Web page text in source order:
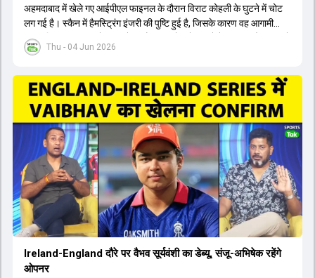
Thu - 04 Jun 2026
अहमदाबाद में खेले गए आईपीएल फाइनल के दौरान विराट कोहली के घुटने में चोट
लग गई है। स्कैन में हैमस्ट्रिंग इंजरी की पुष्टि हुई है, जिसके कारण वह आगामी
अफगानिस्तान सीरीज से बाहर हो गए हैं। इस चोट से उबरने में सामान्य तौर पर 4 से
12 हफ्ते का समय लग सकता है, और अगर सर्जरी की जरूरत पड़ी तो 3 से 5 महीने
सेंटर ऑफ एक्सीलेंस जाएंगे। इस गंभीर चोट के कारण 14 जुलाई से शुरू होने वाले
इंग्लैंड दौरे और आगामी वर्ल्ड कप में उनके खेलने पर सस्पेंस बन गया है। दूसरी
तरफ, आईपीएल में इम्पैक्ट प्लेयर के तौर पर खेलने वाले रोहित शर्मा को भी अभी तक
मेडिकल क्लीयरेंस नहीं मिली है। शनिवार को मुंबई में होने वाली चयन समिति की
बैठक में यह देखना अहम होगा कि क्या चयनकर्ता विराट कोहली को फिटनेस की शर्त
पर टीम में शामिल करते हैं या नहीं।
Ireland-England दौरे पर वैभव सूर्यवंशी का डेब्यू, संजू-अभिषेक रहेंगे
ओपनर